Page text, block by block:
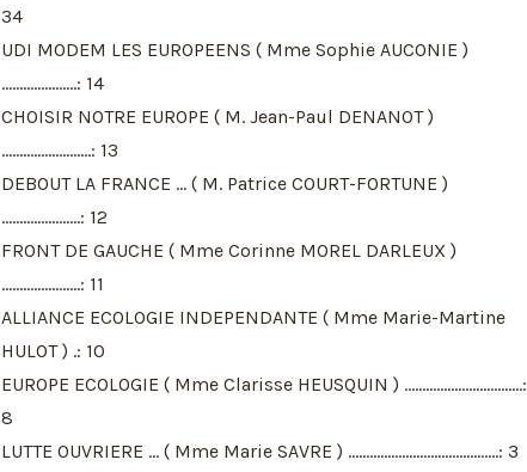
34
UDI MODEM LES EUROPEENS ( Mme Sophie AUCONIE )
.....................: 14
CHOISIR NOTRE EUROPE ( M. Jean-Paul DENANOT )
.........................: 13
DEBOUT LA FRANCE ... ( M. Patrice COURT-FORTUNE )
......................: 12
FRONT DE GAUCHE ( Mme Corinne MOREL DARLEUX )
......................: 11
ALLIANCE ECOLOGIE INDEPENDANTE ( Mme Marie-Martine
HULOT ) .: 10
EUROPE ECOLOGIE ( Mme Clarisse HEUSQUIN ) .................................:
8
LUTTE OUVRIERE ... ( Mme Marie SAVRE ) ..........................................: 3